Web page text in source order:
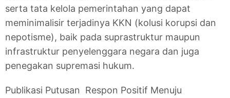
serta tata kelola pemerintahan yang dapat
meminimalisir terjadinya KKN (kolusi korupsi dan
nepotisme), baik pada suprastruktur maupun
infrastruktur penyelenggara negara dan juga
penegakan supremasi hukum.
Publikasi Putusan Respon Positif Menuju